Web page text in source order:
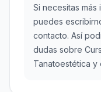
Si necesitas más
puedes
contacto. Así
dudas sobre
Tanatoestética y